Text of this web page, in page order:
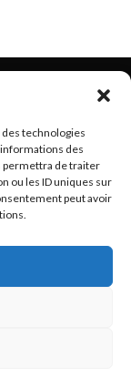
technologies
des
permettra de traiter
ou les ID uniques sur
peut avoir
EUROPE